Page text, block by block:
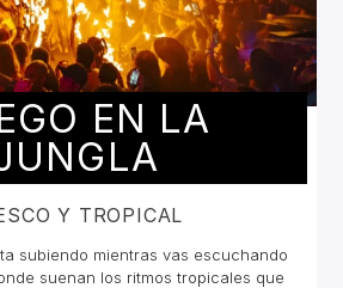
EN LA
Y TROPICAL
subiendo mientras vas escuchando
suenan los ritmos tropicales que